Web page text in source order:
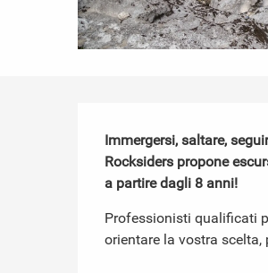
Descrizione
Immergersi, saltare,
Rocksiders propone
a partire dagli 8 anni!
Professionisti qualificati
orientare la vostra